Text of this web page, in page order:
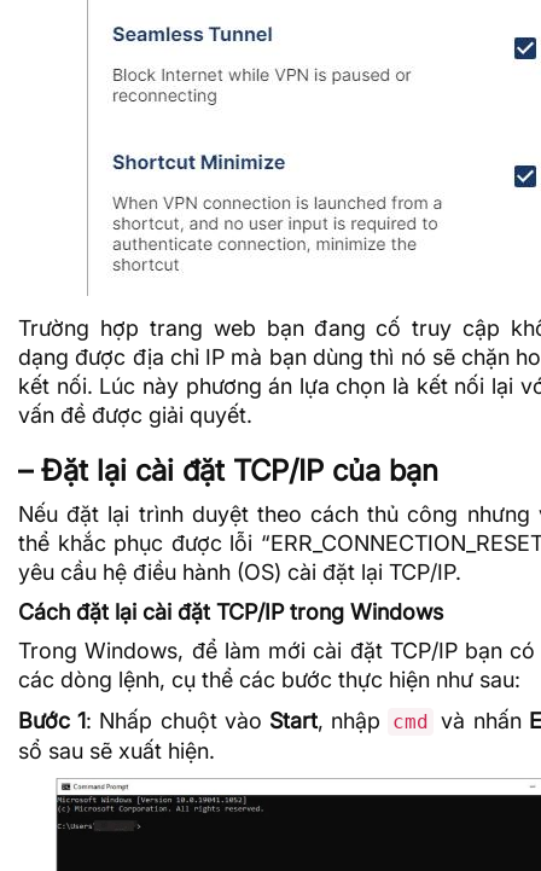
Trường hợp trang web bạn đang cố truy cập
dạng được địa chỉ IP mà bạn dùng thì nó sẽ chặn
kết nối. Lúc này phương án lựa chọn là kết nối lại
vấn đề được giải quyết.
– Đặt lại cài đặt TCP/IP của bạn
Nếu đặt lại trình duyệt theo cách thủ công nhưng
thể khắc phục được lỗi
yêu cầu hệ điều hành (OS) cài đặt lại TCP/IP.
Cách đặt lại cài đặt TCP/IP trong Windows
Trong Windows, để làm mới cài đặt TCP/IP bạn
các dòng lệnh, cụ thể các bước thực hiện như sau:
Bước 1: Nhấp chuột vào Start, nhập cmd và nhấn
sổ sau sẽ xuất hiện.